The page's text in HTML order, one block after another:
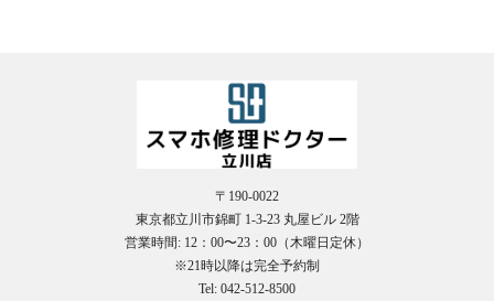
〒190-0022
東京都立川市錦町 1-3-23 丸屋ビル 2階
営業時間: 12：00〜23：00（木曜日定休）
※21時以降は完全予約制
Tel: 042-512-8500